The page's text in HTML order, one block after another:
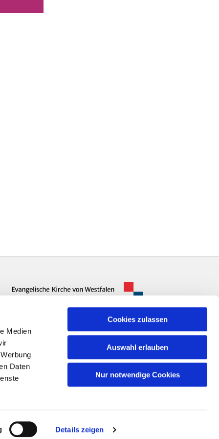
Medien
Daten
Details zeigen
Cookies zulassen
Auswahl erlauben
Nur notwendige Cookies